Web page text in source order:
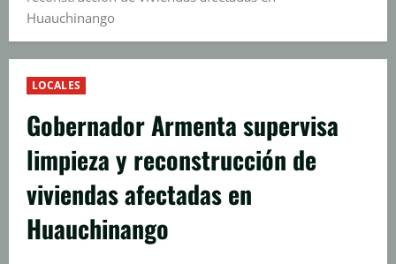
Huauchinango
LOCALES
Gobernador Armenta supervisa
limpieza y reconstrucción de
viviendas afectadas en
Huauchinango